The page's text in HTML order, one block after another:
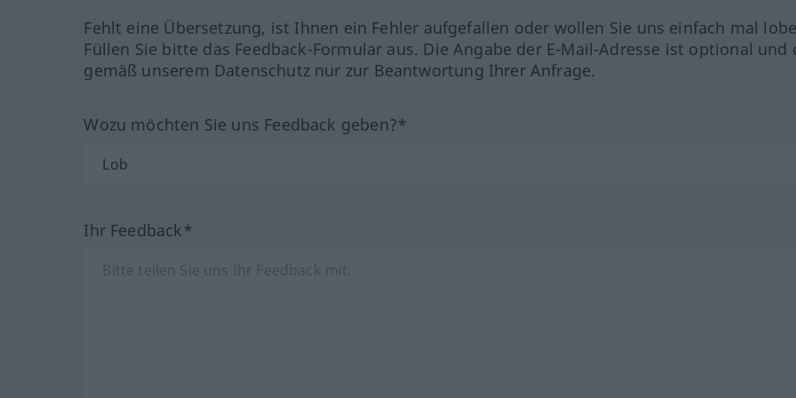
Fehlt eine Übersetzung, ist Ihnen ein Fehler aufgefallen oder wollen Sie uns einfach mal
Füllen Sie bitte das Feedback-Formular aus. Die Angabe der E-Mail-Adresse ist optional und
gemäß unserem Datenschutz nur zur Beantwortung Ihrer Anfrage.
Wozu möchten Sie uns Feedback geben?*
Ihr Feedback*